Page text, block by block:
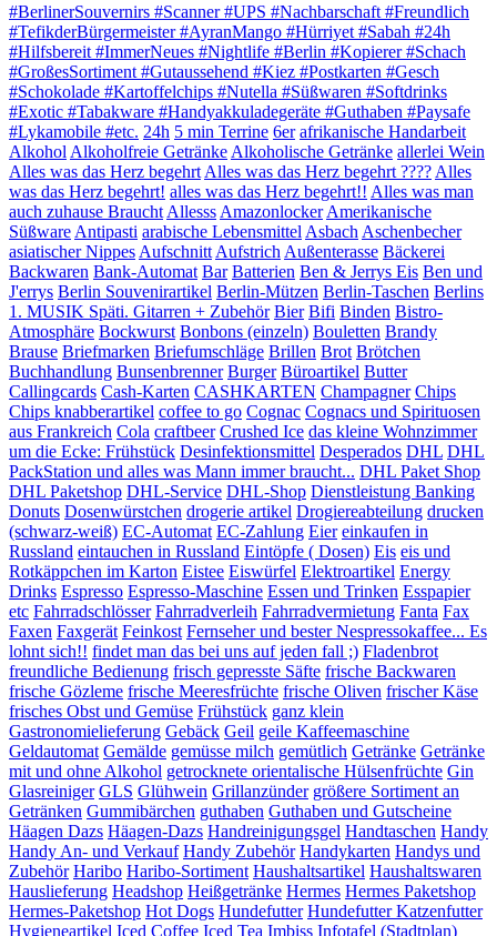
#BerlinerSouvernirs #Scanner #UPS #Nachbarschaft #Freundlich
#TefikderBürgermeister #AyranMango #Hürriyet #Sabah #24h
#Hilfsbereit #ImmerNeues #Nightlife #Berlin #Kopierer #Schach
#GroßesSortiment #Gutaussehend #Kiez #Postkarten #Gesch
#Schokolade #Kartoffelchips #Nutella #Süßwaren #Softdrinks
#Exotic #Tabakware #Handyakkuladegeräte #Guthaben #Paysafe
#Lykamobile #etc. 24h 5 min Terrine 6er afrikanische Handarbeit
Alkohol Alkoholfreie Getränke Alkoholische Getränke allerlei Wein
Alles was das Herz begehrt Alles was das Herz begehrt ???? Alles
was das Herz begehrt! alles was das Herz begehrt!! Alles was man
auch zuhause Braucht Allesss Amazonlocker Amerikanische
Süßware Antipasti arabische Lebensmittel Asbach Aschenbecher
asiatischer Nippes Aufschnitt Aufstrich Außenterasse Bäckerei
Backwaren Bank-Automat Bar Batterien Ben & Jerrys Eis Ben und
J'errys Berlin Souvenirartikel Berlin-Mützen Berlin-Taschen Berlins
1. MUSIK Späti. Gitarren + Zubehör Bier Bifi Binden Bistro-
Atmosphäre Bockwurst Bonbons (einzeln) Bouletten Brandy
Brause Briefmarken Briefumschläge Brillen Brot Brötchen
Buchhandlung Bunsenbrenner Burger Büroartikel Butter
Callingcards Cash-Karten CASHKARTEN Champagner Chips
Chips knabberartikel coffee to go Cognac Cognacs und Spirituosen
aus Frankreich Cola craftbeer Crushed Ice das kleine Wohnzimmer
um die Ecke: Frühstück Desinfektionsmittel Desperados DHL DHL
PackStation und alles was Mann immer braucht... DHL Paket Shop
DHL Paketshop DHL-Service DHL-Shop Dienstleistung Banking
Donuts Dosenwürstchen drogerie artikel Drogiereabteilung drucken
(schwarz-weiß) EC-Automat EC-Zahlung Eier einkaufen in
Russland eintauchen in Russland Eintöpfe ( Dosen) Eis eis und
Rotkäppchen im Karton Eistee Eiswürfel Elektroartikel Energy
Drinks Espresso Espresso-Maschine Essen und Trinken Esspapier
etc Fahrradschlösser Fahrradverleih Fahrradvermietung Fanta Fax
Faxen Faxgerät Feinkost Fernseher und bester Nespressokaffee... Es
lohnt sich!! findet man das bei uns auf jeden fall ;) Fladenbrot
freundliche Bedienung frisch gepresste Säfte frische Backwaren
frische Gözleme frische Meeresfrüchte frische Oliven frischer Käse
frisches Obst und Gemüse Frühstück ganz klein
Gastronomielieferung Gebäck Geil geile Kaffeemaschine
Geldautomat Gemälde gemüsse milch gemütlich Getränke Getränke
mit und ohne Alkohol getrocknete orientalische Hülsenfrüchte Gin
Glasreiniger GLS Glühwein Grillanzünder größere Sortiment an
Getränken Gummibärchen guthaben Guthaben und Gutscheine
Häagen Dazs Häagen-Dazs Handreinigungsgel Handtaschen Handy
Handy An- und Verkauf Handy Zubehör Handykarten Handys und
Zubehör Haribo Haribo-Sortiment Haushaltsartikel Haushaltswaren
Hauslieferung Headshop Heißgetränke Hermes Hermes Paketshop
Hermes-Paketshop Hot Dogs Hundefutter Hundefutter Katzenfutter
Hygieneartikel Iced Coffee Iced Tea Imbiss Infotafel (Stadtplan)